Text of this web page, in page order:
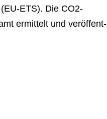
ETS). Die CO2-
ermittelt und ver­öf­fent­